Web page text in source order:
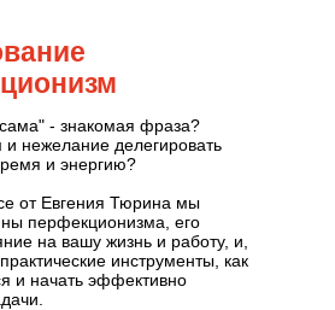
- знакомая фраза?
нежелание делегировать
и энергию?
от Евгения Тюрина мы
перфекционизма, его
на вашу жизнь и работу, и,
инструменты, как
и начать эффективно